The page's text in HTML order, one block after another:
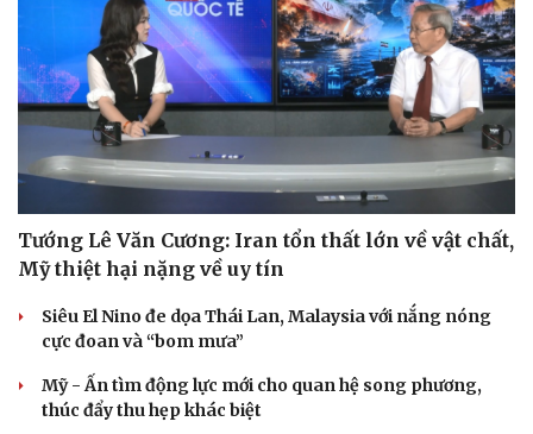
Du lịch
Tướng Lê Văn Cương: Iran tổn thất lớn về vật chất,
Mỹ thiệt hại nặng về uy tín
Siêu El Nino đe dọa Thái Lan, Malaysia với nắng nóng
cực đoan và “bom mưa”
Mỹ - Ấn tìm động lực mới cho quan hệ song phương,
thúc đẩy thu hẹp khác biệt